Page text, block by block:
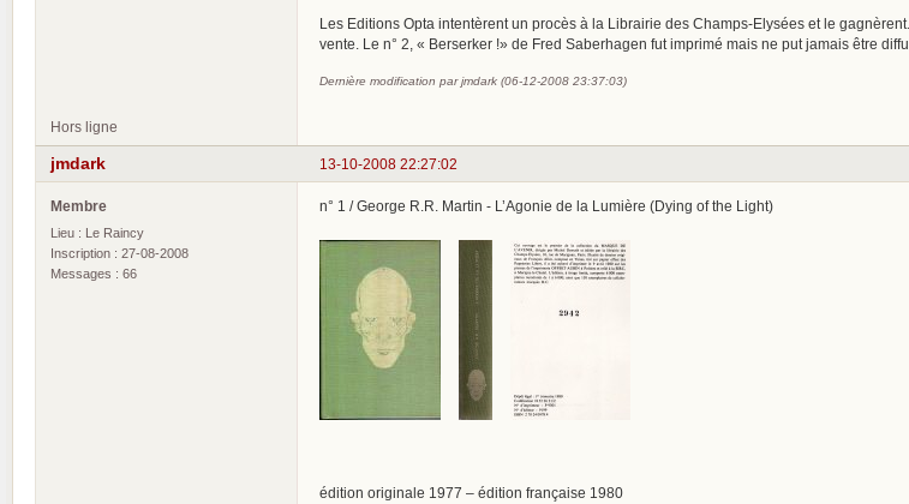
Les Editions Opta intentèrent un procès à la Librairie des Champs-Elysées et le
vente. Le n° 2, « Berserker !» de Fred Saberhagen fut imprimé mais ne put jamais être
Dernière modification par jmdark (06-12-2008 23:37:03)
Hors ligne
13-10-2008 22:27:02
jmdark
Membre
Lieu : Le Raincy
Inscription : 27-08-2008
Messages : 66
n° 1 / George R.R. Martin - L’Agonie de la Lumière (Dying of the Light)
édition originale 1977 – édition française 1980